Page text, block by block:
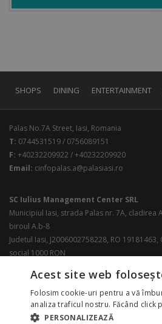
SHOPS DINING ENTERTAINMENT
Palas No.7A Street, Iasi, Romania
T: 0744531519 / 0756089151
F: +40232209922 / +40232209920
Email: cinfopalas.a@palasiasi.ro
SC Iulius Management Center SRL
Municipiul Iasi, strada Palas nr. 7A, cladirea
biroul A.b-8
Judetul Iasi, J2006002758228, RO 19181463,
social 1000 RON
Acest site web
Folosim cookie-uri pentru a vă
analiza traficul nostru. Făcând click
PERSONALIZEAZĂ